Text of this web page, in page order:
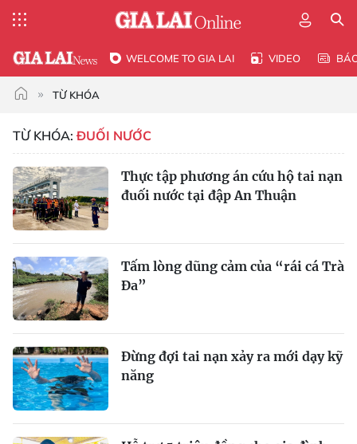
WELCOME TO GIA LAI VIDEO
TỪ KHÓA
TỪ KHÓA: ĐUỐI NƯỚC
Thực tập phương án cứu hộ tai nạn
đuối nước tại đập An Thuận
Tấm lòng dũng cảm của “rái cá Trà
Đa”
Đừng đợi tai nạn xảy ra mới dạy kỹ
năng